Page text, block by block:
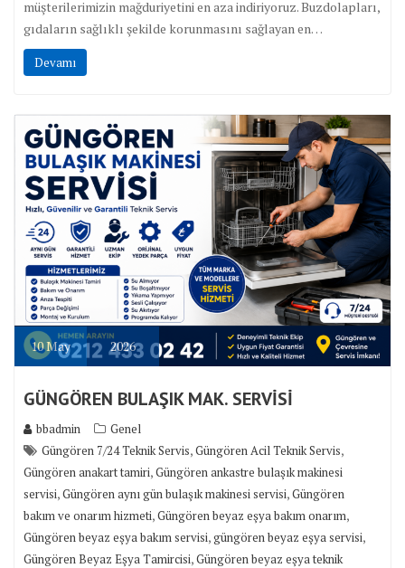
müşterilerimizin mağduriyetini en aza indiriyoruz. Buzdolapları,
gıdaların sağlıklı şekilde korunmasını sağlayan en…
Devamı
10May 2026
GÜNGÖREN BULAŞIK MAK. SERVİSİ
bbadmin
Genel
Güngören 7/24 Teknik Servis,Güngören Acil Teknik Servis,
Güngören anakart tamiri,Güngören ankastre bulaşık makinesi
servisi,Güngören aynı gün bulaşık makinesi servisi,Güngören
bakım ve onarım hizmeti,Güngören beyaz eşya bakım onarım,
Güngören beyaz eşya bakım servisi,güngören beyaz eşya servisi,
Güngören Beyaz Eşya Tamircisi,Güngören beyaz eşya teknik